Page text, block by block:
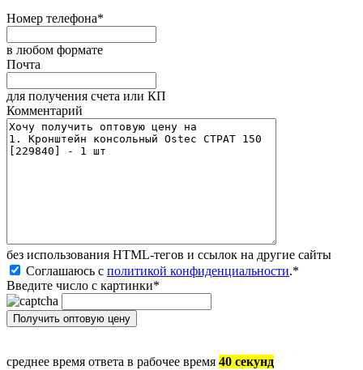
Номер телефона*
в любом формате
Почта
для получения счета или КП
Комментарий
без иcпользования HTML-тегов и ссылок на другие сайты
Соглашаюсь с политикой конфиденциальности.*
Введите число с картинки*
среднее время ответа в рабочее время 40 секунд